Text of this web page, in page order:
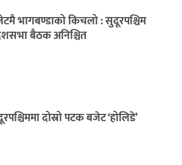
भागबण्डाको किचलो : सुदूरपश्चिम
बैठक अनिश्चित
दोस्रो पटक बजेट ‘होलिडे’